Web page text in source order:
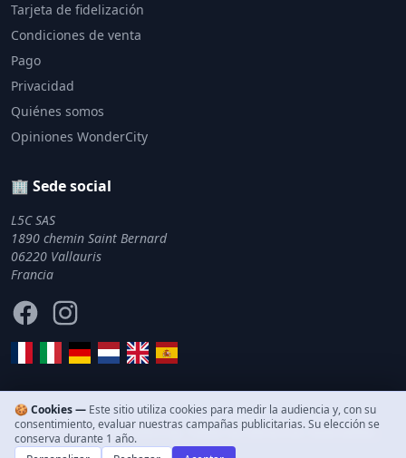
Tarjeta de fidelización
Condiciones de venta
Pago
Privacidad
Quiénes somos
Opiniones WonderCity
🏢 Sede social
L5C SAS
1890 chemin Saint Bernard
06220 Vallauris
Francia
FacebookInstagram
© 2011–2026 WonderCity. Todos los derechos reservados.
🍪 Cookies — Este sitio utiliza cookies para medir la audiencia y, con su
consentimiento, evaluar nuestras campañas publicitarias. Su elección se
conserva durante 1 año.